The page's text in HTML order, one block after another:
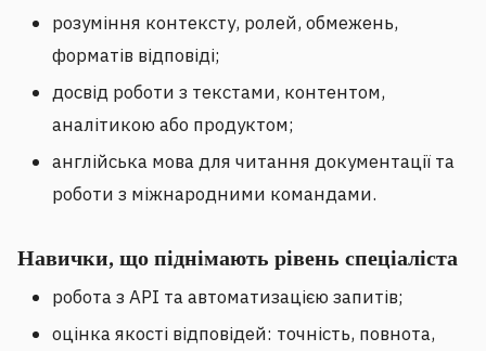
розуміння контексту, ролей, обмежень,
форматів відповіді;
досвід роботи з текстами, контентом,
аналітикою або продуктом;
англійська мова для читання документації та
роботи з міжнародними командами.
Навички, що піднімають рівень спеціаліста
робота з API та автоматизацією запитів;
оцінка якості відповідей: точність, повнота,